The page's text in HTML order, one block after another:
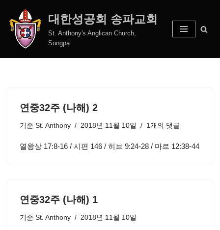
콘
대한성공회 송파교회
St. Anthony's Anglican Church,
Songpa
연중32주 (나해) 2
기준 St. Anthony 2018년 11월 10일 1개의 댓글
열왕상 17:8-16 / 시편 146 / 히브 9:24-28 / 마르 12:38-44
연중32주 (나해) 1
기준 St. Anthony 2018년 11월 10일